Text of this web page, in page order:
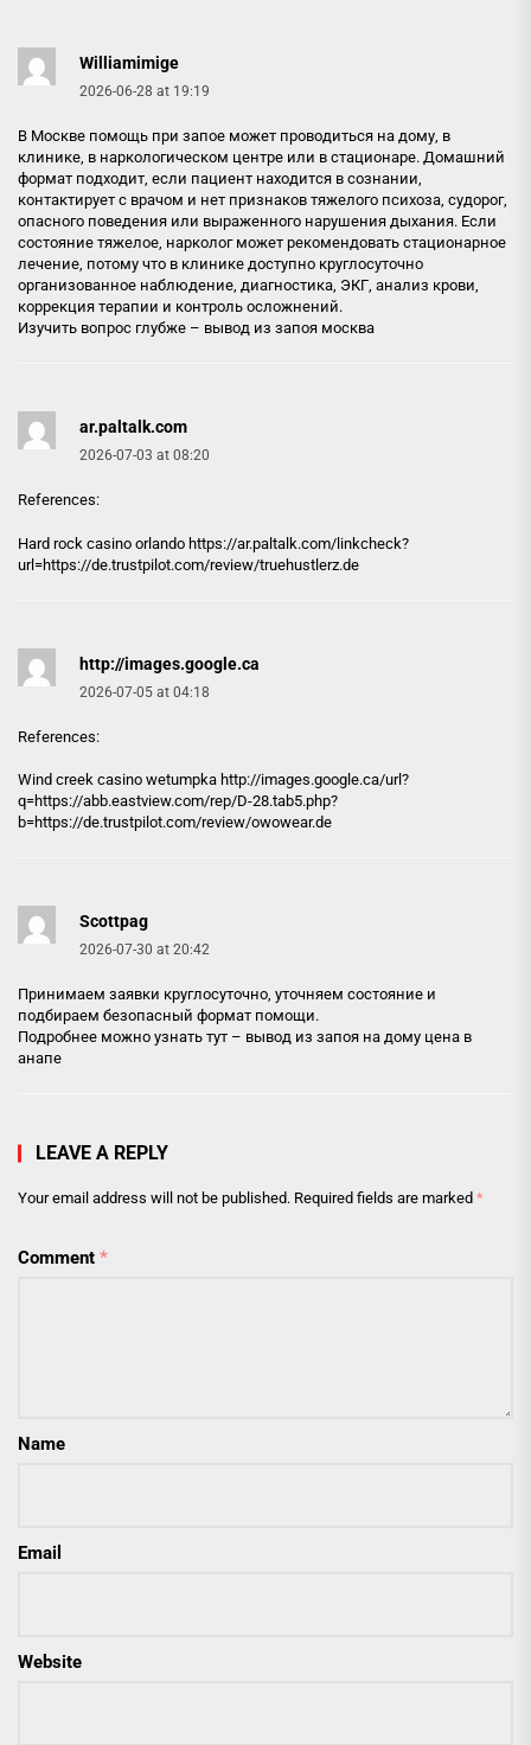
Williamimige
2026-06-28 at 19:19
В Москве помощь при запое может проводиться на дому, в
клинике, в наркологическом центре или в стационаре. Домашний
формат подходит, если пациент находится в сознании,
контактирует с врачом и нет признаков тяжелого психоза, судорог,
опасного поведения или выраженного нарушения дыхания. Если
состояние тяжелое, нарколог может рекомендовать стационарное
лечение, потому что в клинике доступно круглосуточно
организованное наблюдение, диагностика, ЭКГ, анализ крови,
коррекция терапии и контроль осложнений.
Изучить вопрос глубже – вывод из запоя москва
ar.paltalk.com
2026-07-03 at 08:20
References:
Hard rock casino orlando https://ar.paltalk.com/linkcheck?
url=https://de.trustpilot.com/review/truehustlerz.de
http://images.google.ca
2026-07-05 at 04:18
References:
Wind creek casino wetumpka http://images.google.ca/url?
q=https://abb.eastview.com/rep/D-28.tab5.php?
b=https://de.trustpilot.com/review/owowear.de
Scottpag
2026-07-30 at 20:42
Принимаем заявки круглосуточно, уточняем состояние и
подбираем безопасный формат помощи.
Подробнее можно узнать тут – вывод из запоя на дому цена в
анапе
LEAVE A REPLY
Your email address will not be published. Required fields are marked *
Comment *
Name
Email
Website